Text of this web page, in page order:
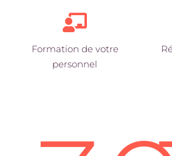
Formation de votre
personnel